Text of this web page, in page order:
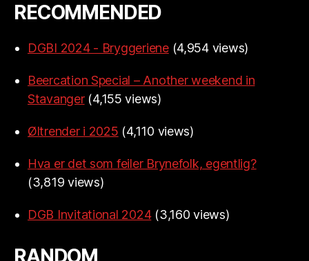
RECOMMENDED
DGBI 2024 - Bryggeriene (4,954 views)
Beercation Special – Another weekend in
Stavanger (4,155 views)
Øltrender i 2025 (4,110 views)
Hva er det som feiler Brynefolk, egentlig?
(3,819 views)
DGB Invitational 2024 (3,160 views)